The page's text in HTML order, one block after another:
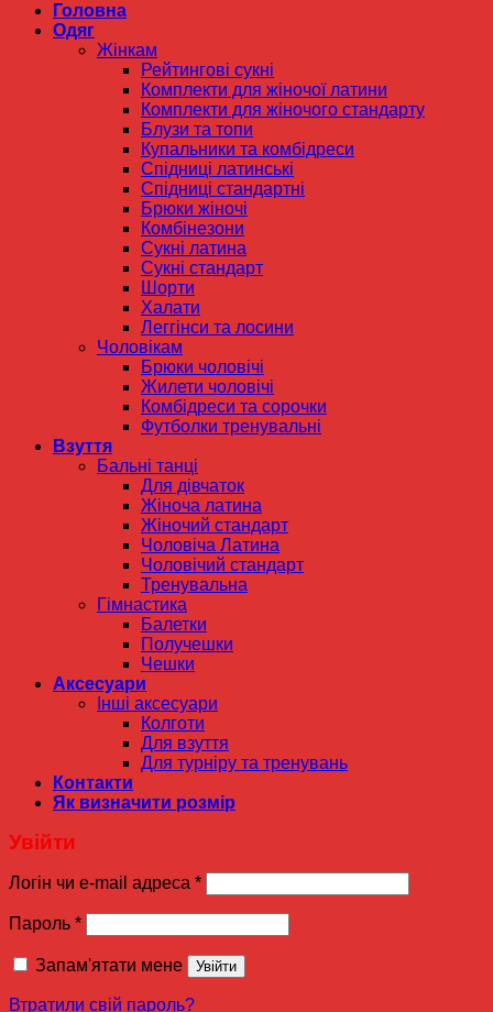
Головна
Одяг
Жінкам
Рейтингові сукні
Комплекти для жіночої латини
Комплекти для жіночого стандарту
Блузи та топи
Купальники та комбідреси
Спідниці латинські
Спідниці стандартні
Брюки жіночі
Комбінезони
Сукні латина
Сукні стандарт
Шорти
Халати
Леггінси та лосини
Чоловікам
Брюки чоловічі
Жилети чоловічі
Комбідреси та сорочки
Футболки тренувальні
Взуття
Бальні танці
Для дівчаток
Жіноча латина
Жіночий стандарт
Чоловіча Латина
Чоловічий стандарт
Тренувальна
Гімнастика
Балетки
Получешки
Чешки
Аксесуари
Інші аксесуари
Колготи
Для взуття
Для турніру та тренувань
Контакти
Як визначити розмір
Увійти
Логін чи e-mail адреса *
Пароль *
Запам'ятати мене Увійти
Втратили свій пароль?